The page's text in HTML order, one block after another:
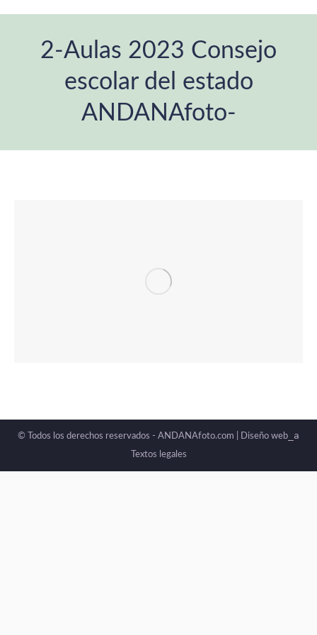
2-Aulas 2023 Consejo
escolar del estado
ANDANAfoto-
© Todos los derechos reservados - ANDANAfoto.com | Diseño web _a
Textos legales